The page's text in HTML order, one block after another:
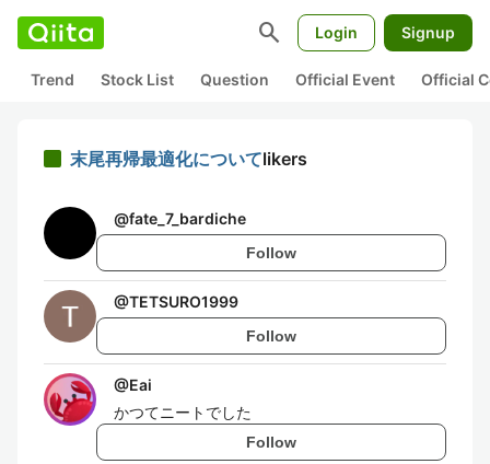
search Login Signup
Trend Stock List Question Official Event Official
末尾再帰最適化についてlikers
@fate_7_bardiche
Follow
@TETSURO1999
Follow
@Eai
かつてニートでした
Follow